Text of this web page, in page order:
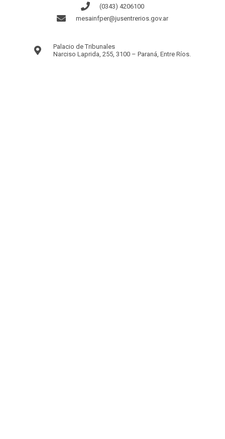
(0343) 4206100
mesainfper@jusentrerios.gov.ar
Palacio de Tribunales
Narciso Laprida, 255, 3100 – Paraná, Entre Ríos.